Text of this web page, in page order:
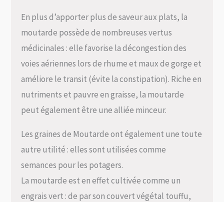
En plus d’apporter plus de saveur aux plats, la
moutarde possède de nombreuses vertus
médicinales : elle favorise la décongestion des
voies aériennes lors de rhume et maux de gorge et
améliore le transit (évite la constipation). Riche en
nutriments et pauvre en graisse, la moutarde
peut également être une alliée minceur.
Les graines de Moutarde ont également une toute
autre utilité : elles sont utilisées comme
semances pour les potagers.
La moutarde est en effet cultivée comme un
engrais vert : de par son couvert végétal touffu,